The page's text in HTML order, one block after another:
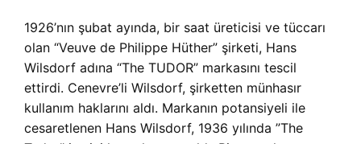
1926’nın şubat ayında, bir saat üreticisi ve tüccarı
olan “Veuve de Philippe Hüther” şirketi, Hans
Wilsdorf adına “The TUDOR” markasını tescil
ettirdi. Cenevre’li Wilsdorf, şirketten münhasır
kullanım haklarını aldı. Markanın potansiyeli ile
cesaretlenen Hans Wilsdorf, 1936 yılında ”The